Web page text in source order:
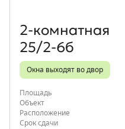
2‑комнатная
25/2-6б
Окна выходят во двор
Площадь
Объект
Расположение
Срок сдачи